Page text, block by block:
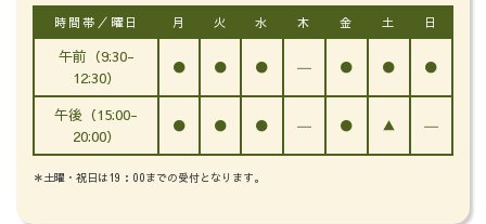
時間帯／曜日 月 火 水 木 金 土 日
午前（9:30-
12:30）
● ● ● ― ● ● ●
午後（15:00-
20:00）
● ● ● ― ● ▲ ―
＊土曜・祝日は19：00までの受付となります。